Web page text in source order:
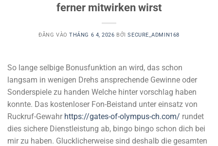
ferner mitwirken wirst
ĐĂNG VÀOTHÁNG 6 4, 2026 BỞISECURE_ADMIN168
So lange selbige Bonusfunktion an wird, das schon
langsam in wenigen Drehs ansprechende Gewinne oder
Sonderspiele zu handen Welche hinter vorschlag haben
konnte. Das kostenloser Fon-Beistand unter einsatz von
Ruckruf-Gewahr https://gates-of-olympus-ch.com/ rundet
dies sichere Dienstleistung ab, bingo bingo schon dich bei
mir zu haben. Glucklicherweise sind deshalb die gesamten